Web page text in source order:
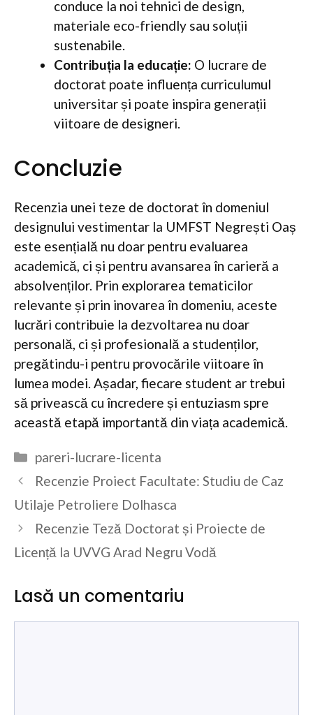
conduce la noi tehnici de design,
materiale eco-friendly sau soluții
sustenabile.
Contribuția la educație: O lucrare de
doctorat poate influența curriculumul
universitar și poate inspira generații
viitoare de designeri.
Concluzie
Recenzia unei teze de doctorat în domeniul
designului vestimentar la UMFST Negrești Oaș
este esențială nu doar pentru evaluarea
academică, ci și pentru avansarea în carieră a
absolvenților. Prin explorarea tematicilor
relevante și prin inovarea în domeniu, aceste
lucrări contribuie la dezvoltarea nu doar
personală, ci și profesională a studenților,
pregătindu-i pentru provocările viitoare în
lumea modei. Așadar, fiecare student ar trebui
să privească cu încredere și entuziasm spre
această etapă importantă din viața academică.
Categorii
pareri-lucrare-licenta
Recenzie Proiect Facultate: Studiu de Caz
Utilaje Petroliere Dolhasca
Recenzie Teză Doctorat și Proiecte de
Licență la UVVG Arad Negru Vodă
Lasă un comentariu